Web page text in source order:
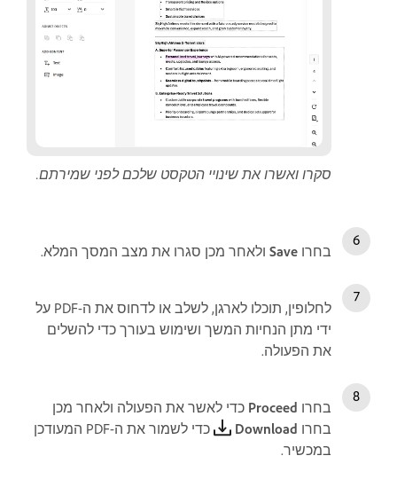
סקרו ואשרו את שינויי הטקסט שלכם לפני שמירתם.
בחרו Save ולאחר מכן סגרו את מצב המסך המלא.
לחלופין, תוכלו לארגן, לשלב או לדחוס את ה-PDF על
ידי מתן הנחיות המשך ושימוש בעורך כדי להשלים
את הפעולה.
בחרו Proceed כדי לאשר את הפעולה ולאחר מכן
בחרו Download
כדי לשמור את ה-PDF המעודכן
במכשיר.